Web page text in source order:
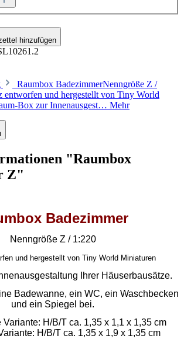
hinzufügen
Raumbox BadezimmerNenngröße Z /
entworfen und hergestellt von Tiny World
Box zur Innenausgest… Mehr
"Raumbox
Z"
Badezimmer
Nenngröße Z / 1:220
und hergestellt von Tiny World Miniaturen
Ihrer Häuserbausätze.
Badewanne, ein WC, ein Waschbecken
und ein Spiegel bei.
Variante: H/B/T ca. 1,35 x 1,1 x 1,35 cm
H/B/T ca. 1,35 x 1,9 x 1,35 cm